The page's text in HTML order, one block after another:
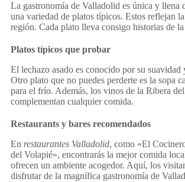
La gastronomía de Valladolid es única y llena
una variedad de platos típicos. Estos reflejan
región. Cada plato lleva consigo historias de
Platos típicos que probar
El lechazo asado es conocido por su suavidad
Otro plato que no puedes perderte es la sopa
para el frío. Además, los vinos de la Ribera
complementan cualquier comida.
Restaurants y bares recomendados
En restaurantes Valladolid, como «El
del Volapié», encontrarás la mejor comida
ofrecen un ambiente acogedor. Aquí, los
disfrutar de la magnífica gastronomía de